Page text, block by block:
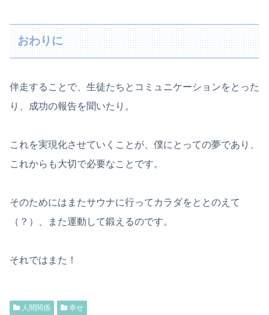
おわりに
伴走することで、生徒たちとコミュニケーションをとった
り、成功の報告を聞いたり。
これを実現化させていくことが、僕にとっての夢であり、
これからも大切で必要なことです。
そのためにはまたサウナに行ってカラダをととのえて
（？）、また運動して鍛えるのです。
それではまた！
人間関係 幸せ